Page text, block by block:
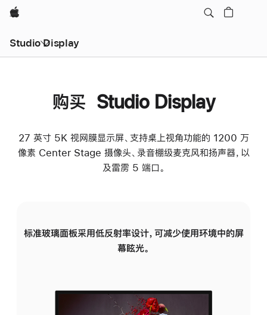
Apple
Studio Display
购买 Studio Display
27 英寸 5K 视网膜显示屏、支持桌上视角功能的 1200 万
像素 Center Stage 摄像头、录音棚级麦克风和扬声器，以
及雷雳 5 端口。
标准玻璃面板采用低反射率设计，可减少使用环境中的屏
幕眩光。